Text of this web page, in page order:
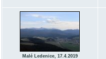
Malé Ledenice, 17.4.2019